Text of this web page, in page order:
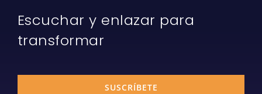
Escuchar y enlazar para
transformar
SUSCRÍBETE